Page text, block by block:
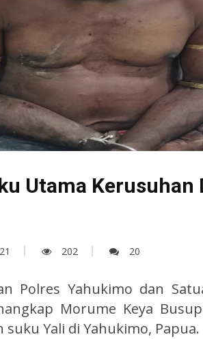
Utama Kerusuhan
202 20
Polres Yahukimo dan
Morume Keya
Yali di Yahukimo, Papua.